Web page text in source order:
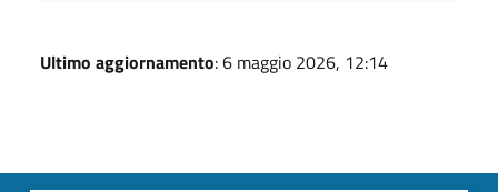
Ultimo aggiornamento: 6 maggio 2026, 12:14